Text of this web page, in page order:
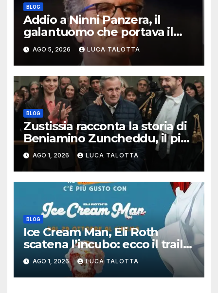
BLOG
Addio a Ninni Panzera, il
galantuomo che portava il
cinema dove non c’era
AGO 5, 2026 LUCA TALOTTA
BLOG
Zustissia racconta la storia di
Beniamino Zuncheddu, il più
lungo errore giudiziario della
storia italiana
AGO 1, 2026 LUCA TALOTTA
BLOG
Ice Cream Man, Eli Roth
scatena l’incubo: ecco il trailer
italiano dell’horror più
estremo di Halloween 2026
AGO 1, 2026 LUCA TALOTTA